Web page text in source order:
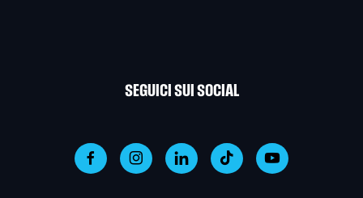
SEGUICI SUI SOCIAL